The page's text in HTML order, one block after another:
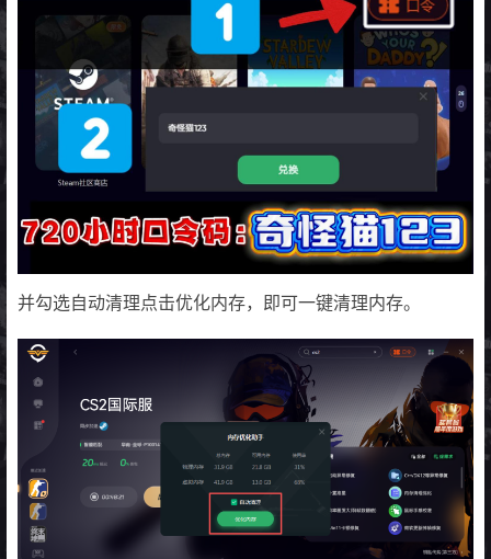
并勾选自动清理点击优化内存，即可一键清理内存。